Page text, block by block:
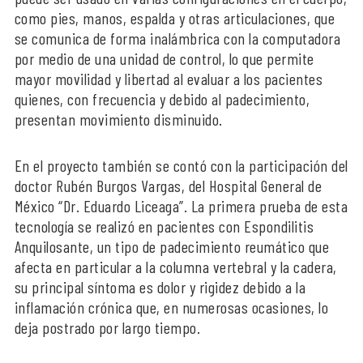
como pies, manos, espalda y otras articulaciones, que
se comunica de forma inalámbrica con la computadora
por medio de una unidad de control, lo que permite
mayor movilidad y libertad al evaluar a los pacientes
quienes, con frecuencia y debido al padecimiento,
presentan movimiento disminuido.
En el proyecto también se contó con la participación del
doctor Rubén Burgos Vargas, del Hospital General de
México “Dr. Eduardo Liceaga”. La primera prueba de esta
tecnología se realizó en pacientes con Espondilitis
Anquilosante, un tipo de padecimiento reumático que
afecta en particular a la columna vertebral y la cadera,
su principal síntoma es dolor y rigidez debido a la
inflamación crónica que, en numerosas ocasiones, lo
deja postrado por largo tiempo.